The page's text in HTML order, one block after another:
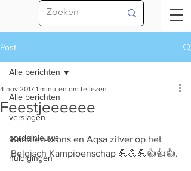
Post
Alle berichten
verslagen
gordelnieuws
huldigingen
Alle berichten
Feestjeeeeee
4 nov 2017 1 minuten om te lezen
Karolien brons en Aqsa zilver op het
Belgisch Kampioenschap 💪💪💪👍👍👍.